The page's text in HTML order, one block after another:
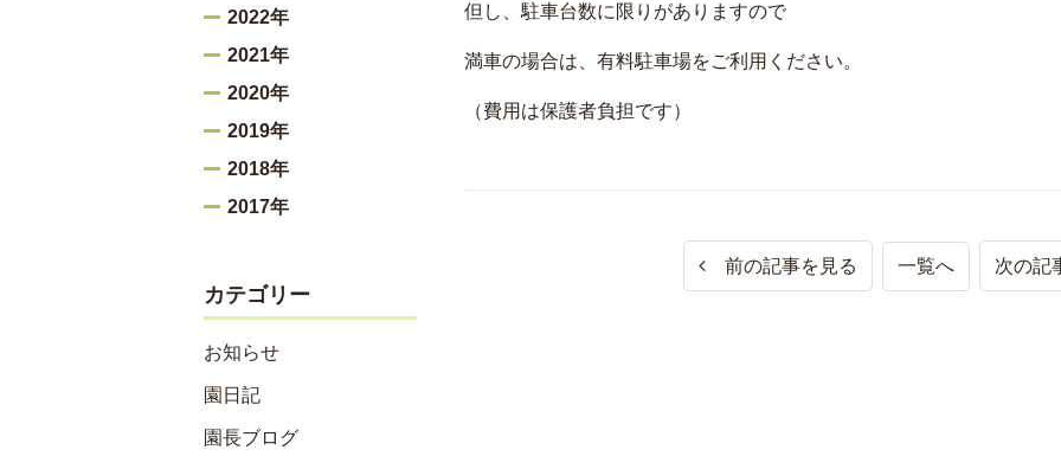
但し、駐車台数に限りがありますので
満車の場合は、有料駐車場をご利用ください。
（費用は保護者負担です）
前の記事を見る 一覧へ 次の
2022年
2021年
2020年
2019年
2018年
2017年
カテゴリー
お知らせ
園日記
園長ブログ